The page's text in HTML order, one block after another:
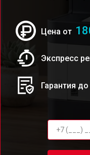
Цена от
Экспресс
Гарантия